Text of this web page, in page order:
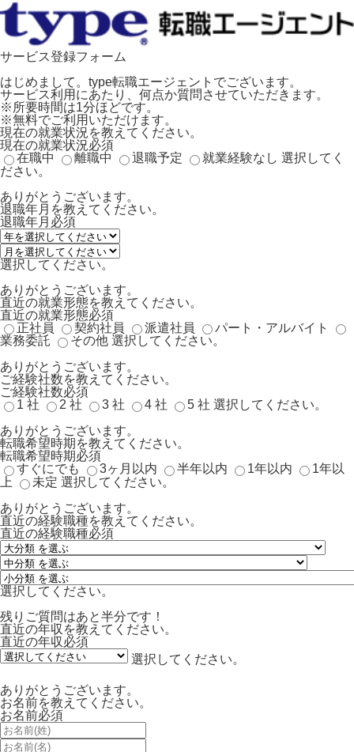
サービス登録フォーム
はじめまして。type転職エージェントでございます。
サービス利用にあたり、何点か質問させていただきます。
※所要時間は1分ほどです。
※無料でご利用いただけます。
現在の就業状況を教えてください。
現在の就業状況必須
在職中
離職中 退職予定 就業経験なし 選択してく
ださい。
ありがとうございます。
退職年月を教えてください。
退職年月 必須
選択してください。
ありがとうございます。
直近の就業形態を教えてください。
直近の就業形態必須
正社員
契約社員 派遣社員
パート・アルバイト
業務委託
その他 選択してください。
ありがとうございます。
ご経験社数を教えてください。
ご経験社数必須
1 社
2 社 3 社 4 社 5 社 選択してください。
ありがとうございます。
転職希望時期を教えてください。
転職希望時期必須
すぐにでも
3ヶ月以内 半年以内 1年以内
1年以
上
未定 選択してください。
ありがとうございます。
直近の経験職種を教えてください。
直近の経験職種必須
選択してください。
残りご質問はあと半分です！
直近の年収を教えてください。
直近の年収必須
選択してください。
ありがとうございます。
お名前を教えてください。
お名前必須